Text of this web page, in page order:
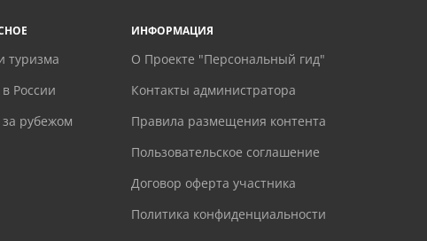
туризма
России
рубежом
ИНФОРМАЦИЯ
О Проекте "Персональный гид"
Контакты администратора
Правила размещения контента
Пользовательское соглашение
Договор оферта участника
Политика конфиденциальности